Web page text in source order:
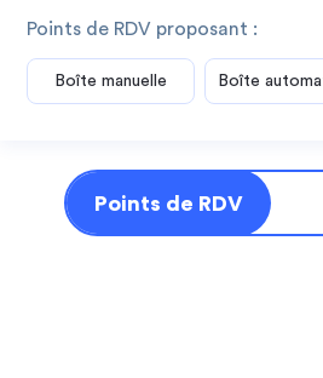
Points de RDV proposant :
Boîte manuelle Boîte
Points de RDV